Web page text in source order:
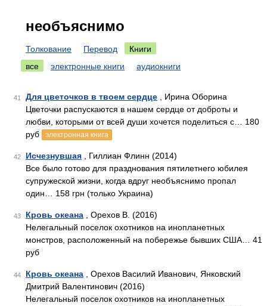
необъяснимо
Толкование Перевод
Книги
все
электронные книги аудиокниги
41 Для цветочков в твоем сердце , Ирина Оборина
Цветочки распускаются в нашем сердце от доброты и
любви, которыми от всей души хочется поделиться с… 180
руб
электронная книга
42 Исчезнувшая , Гиллиан Флинн (2014)
Все было готово для празднования пятилетнего юбилея
супружеской жизни, когда вдруг необъяснимо пропал
один… 158 грн (только Украина)
43 Кровь океана , Орехов В. (2016)
Нелегальный поселок охотников на инопланетных
монстров, расположенный на побережье бывших США… 41
руб
44 Кровь океана , Орехов Василий Иванович, Янковский
Дмитрий Валентинович (2016)
Нелегальный поселок охотников на инопланетных